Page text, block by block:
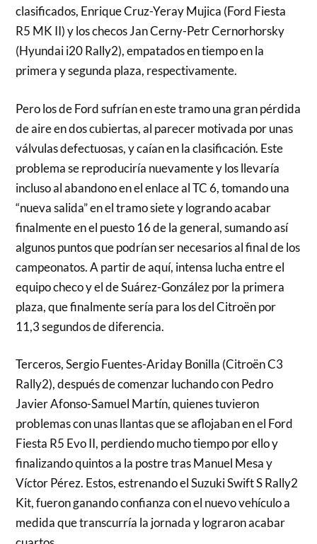
clasificados, Enrique Cruz-Yeray Mujica (Ford Fiesta
R5 MK II) y los checos Jan Cerny-Petr Cernorhorsky
(Hyundai i20 Rally2), empatados en tiempo en la
primera y segunda plaza, respectivamente.
Pero los de Ford sufrían en este tramo una gran pérdida
de aire en dos cubiertas, al parecer motivada por unas
válvulas defectuosas, y caían en la clasificación. Este
problema se reproduciría nuevamente y los llevaría
incluso al abandono en el enlace al TC 6, tomando una
“nueva salida” en el tramo siete y logrando acabar
finalmente en el puesto 16 de la general, sumando así
algunos puntos que podrían ser necesarios al final de los
campeonatos. A partir de aquí, intensa lucha entre el
equipo checo y el de Suárez-González por la primera
plaza, que finalmente sería para los del Citroën por
11,3 segundos de diferencia.
Terceros, Sergio Fuentes-Ariday Bonilla (Citroën C3
Rally2), después de comenzar luchando con Pedro
Javier Afonso-Samuel Martín, quienes tuvieron
problemas con unas llantas que se aflojaban en el Ford
Fiesta R5 Evo II, perdiendo mucho tiempo por ello y
finalizando quintos a la postre tras Manuel Mesa y
Víctor Pérez. Estos, estrenando el Suzuki Swift S Rally2
Kit, fueron ganando confianza con el nuevo vehículo a
medida que transcurría la jornada y lograron acabar